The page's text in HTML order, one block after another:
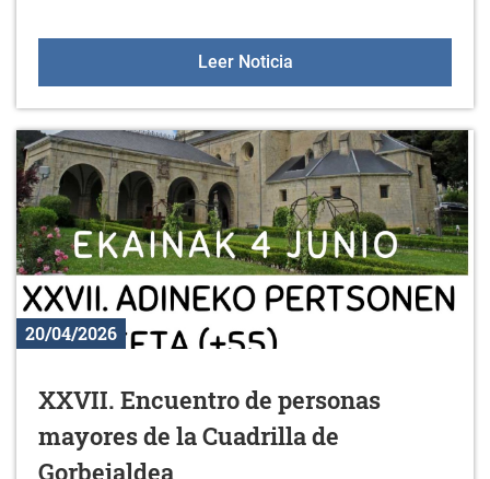
Leer NoticiaBIENAL LUCKY
20/04/2026
XXVII. Encuentro de personas
mayores de la Cuadrilla de
Gorbeialdea